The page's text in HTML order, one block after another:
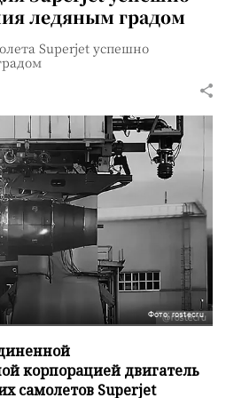
ледяным градом
Superjet успешно
Фото: rostecru
корпорацией двигатель
самолетов Superjet